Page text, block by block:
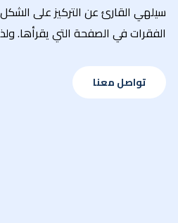
سيلهي القارئ عن التركيز على
الفقرات في الصفحة التي يقرأها.
تواصل معنا